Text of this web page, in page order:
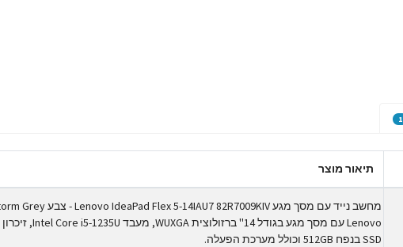
1
תיאור מוצר
SSD בנפח 512GB וכולל מערכת הפעלה.